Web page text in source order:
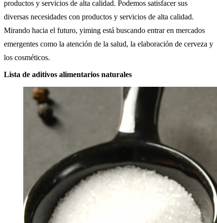
productos y servicios de alta calidad. Podemos satisfacer sus
diversas necesidades con productos y servicios de alta calidad.
Mirando hacia el futuro, yiming está buscando entrar en mercados
emergentes como la atención de la salud, la elaboración de cerveza y
los cosméticos.
Lista de aditivos alimentarios naturales